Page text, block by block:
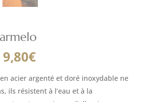
Le
prix
initial
était :
9,80€Le
actuel
est :
acier argenté et doré inoxydable ne
ils résistent à l’eau et à la